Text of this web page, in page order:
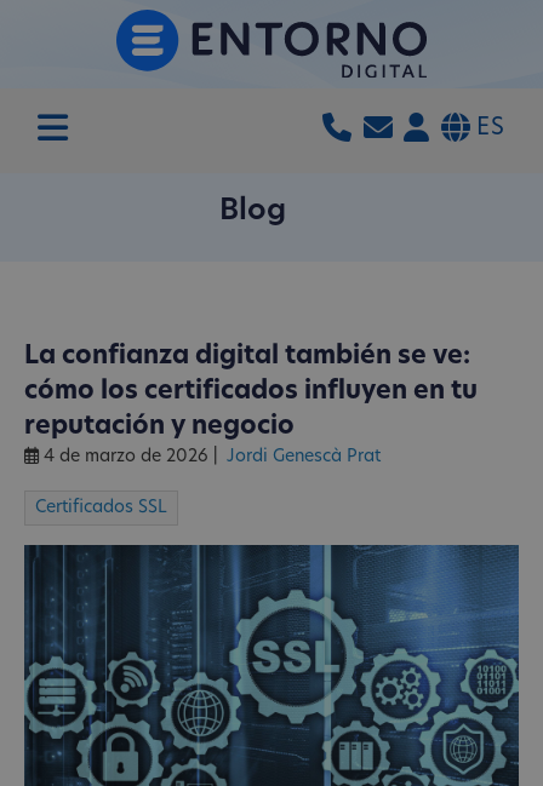
ES
Blog
La confianza digital también se ve:
cómo los certificados influyen en tu
reputación y negocio
4 de marzo de 2026 Jordi Genescà Prat
Certificados SSL